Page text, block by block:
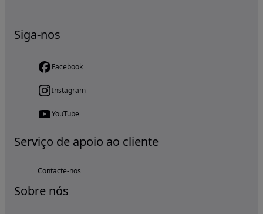
Siga-nos
Facebook
Instagram
YouTube
Serviço de apoio ao cliente
Contacte-nos
Sobre nós